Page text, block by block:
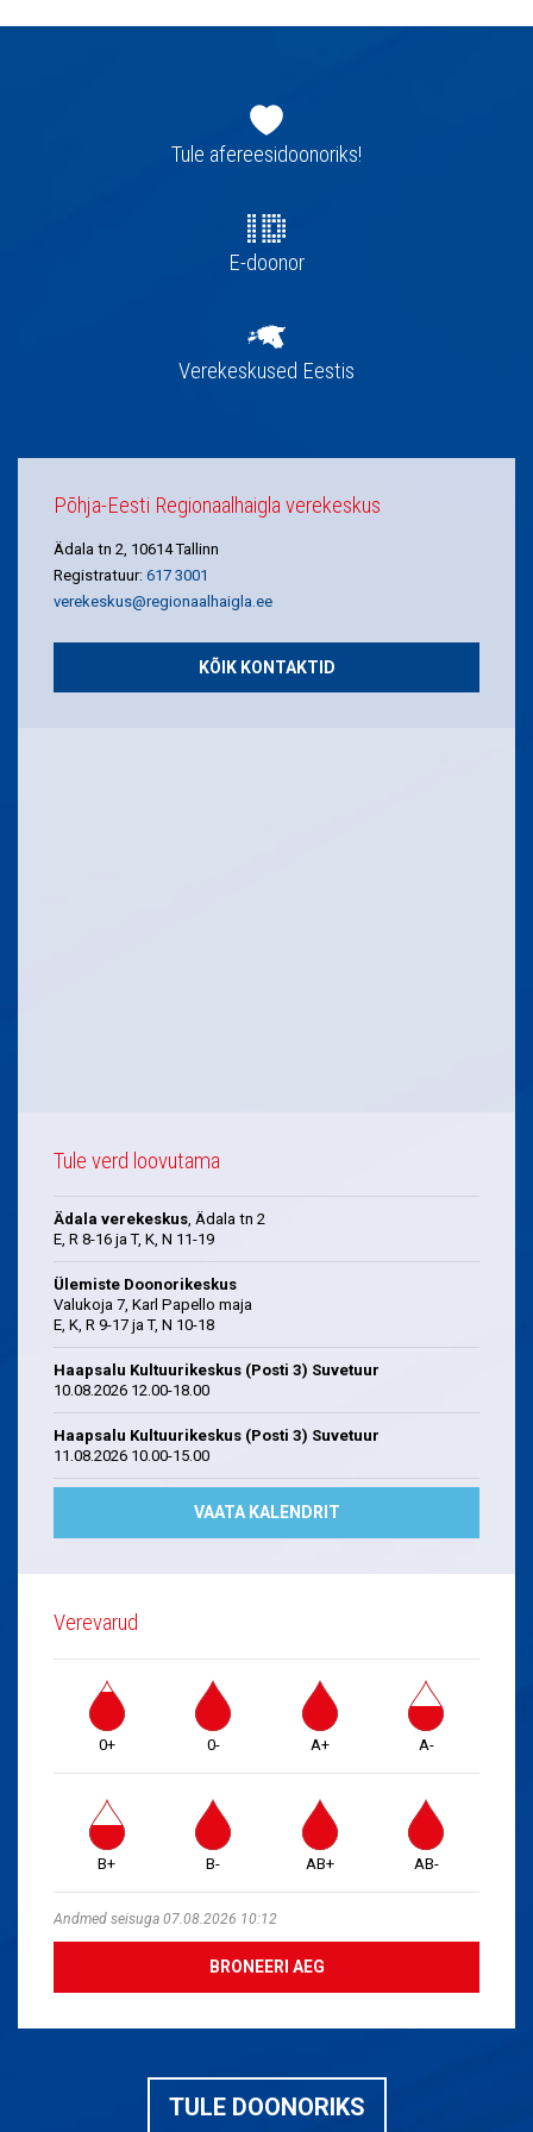
navigatsioonTule afereesidoonoriks!
E-doonor
Verekeskused Eestis
Põhja-Eesti Regionaalhaigla verekeskus
Ädala tn 2, 10614 Tallinn
Registratuur: 617 3001
verekeskus@regionaalhaigla.ee
KÕIK KONTAKTID
Tule verd loovutama
Ädala verekeskus, Ädala tn 2
E, R 8-16 ja T, K, N 11-19
Ülemiste Doonorikeskus
Valukoja 7, Karl Papello maja
E, K, R 9-17 ja T, N 10-18
Haapsalu Kultuurikeskus (Posti 3) Suvetuur
10.08.2026 12.00-18.00
Haapsalu Kultuurikeskus (Posti 3) Suvetuur
11.08.2026 10.00-15.00
VAATA KALENDRIT
Verevarud
0+ 0- A+ A-
B+ B- AB+ AB-
Andmed seisuga 07.08.2026 10:12
BRONEERI AEG
TULE DOONORIKS